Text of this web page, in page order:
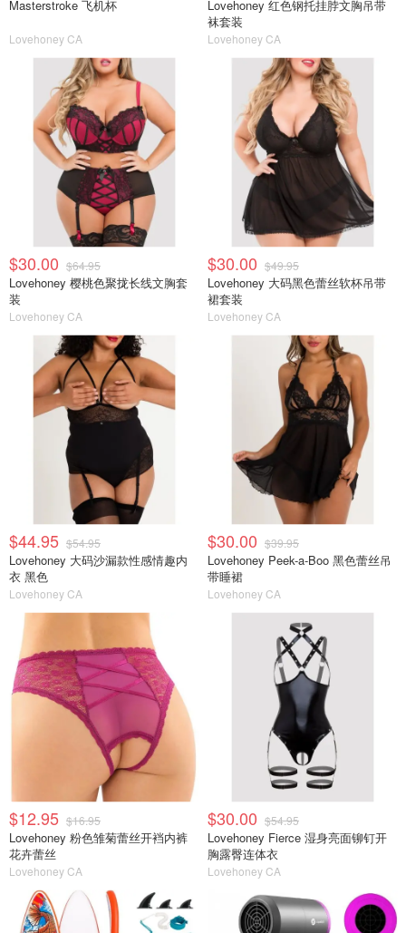
Masterstroke 飞机杯
Lovehoney CA
Lovehoney 红色钢托挂脖文胸吊带
袜套装
Lovehoney CA
$30.00 $64.95
Lovehoney 樱桃色聚拢长线文胸套
装
Lovehoney CA
$30.00 $49.95
Lovehoney 大码黑色蕾丝软杯吊带
裙套装
Lovehoney CA
$44.95 $54.95
Lovehoney 大码沙漏款性感情趣内
衣 黑色
Lovehoney CA
$30.00 $39.95
Lovehoney Peek-a-Boo 黑色蕾丝吊
带睡裙
Lovehoney CA
$12.95 $16.95
Lovehoney 粉色雏菊蕾丝开裆内裤
花卉蕾丝
Lovehoney CA
$30.00 $54.95
Lovehoney Fierce 湿身亮面铆钉开
胸露臀连体衣
Lovehoney CA